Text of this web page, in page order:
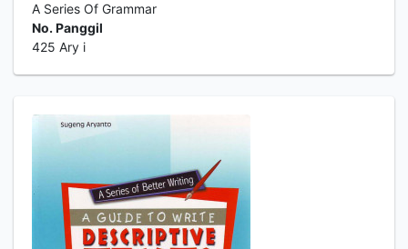
A Series Of Grammar
No. Panggil
425 Ary i